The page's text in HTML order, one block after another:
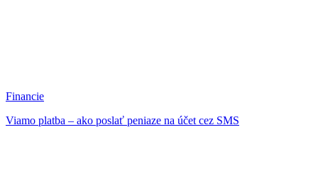
Financie
Viamo platba – ako poslať peniaze na účet cez SMS